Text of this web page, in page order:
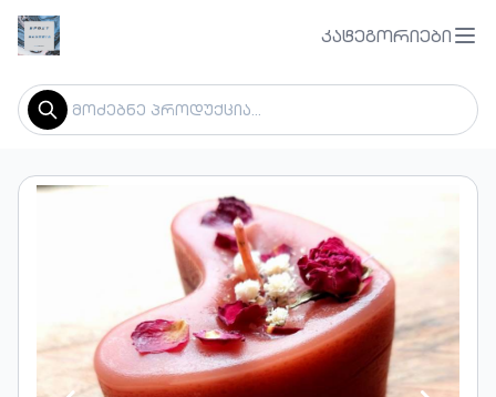
კატეგორიები